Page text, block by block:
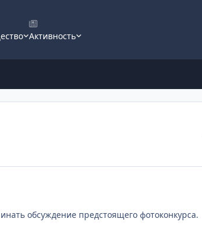
Активность
обсуждение предстоящего фотоконкурса.